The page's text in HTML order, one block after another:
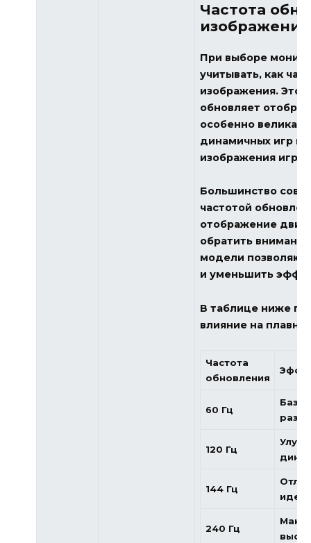
Частота
изображения
При выборе
учитывать, как
изображения.
обновляет
особенно велика,
динамичных игр
изображения
Большинство
частотой
отображение
обратить
модели позволяют
и уменьшить
В таблице ниже
влияние на
Частота
обновления
60 Гц
120 Гц
144 Гц
240 Гц